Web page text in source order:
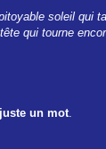
soleil qui
qui tourne
un mot.